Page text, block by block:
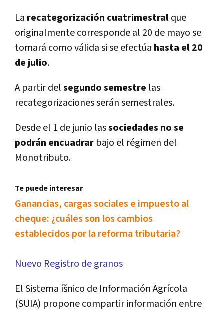
La recategorización cuatrimestralque
originalmente corresponde al 20 de mayo se
tomará como válida si se efectúa hasta el 20
de julio.
A partir delsegundo semestre las
recategorizaciones serán semestrales.
Desde el 1 de junio lassociedades no se
podrán encuadrar bajo el régimen del
Monotributo.
Te puede interesar
Ganancias, cargas sociales e impuesto al
cheque: ¿cuáles son los cambios
establecidos por la reforma tributaria?
Nuevo Registro de granos
El Sistema íšnico de Información Agrí­cola
(SUIA) propone compartir información entre